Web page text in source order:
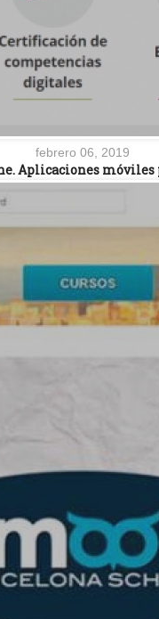
febrero 06, 2019
Aplicaciones móviles